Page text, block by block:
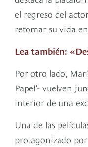
el regreso del
retomar su vida
Lea también:
Por otro lado,
Papel’- vuelven
interior de una
Una de las
protagonizado